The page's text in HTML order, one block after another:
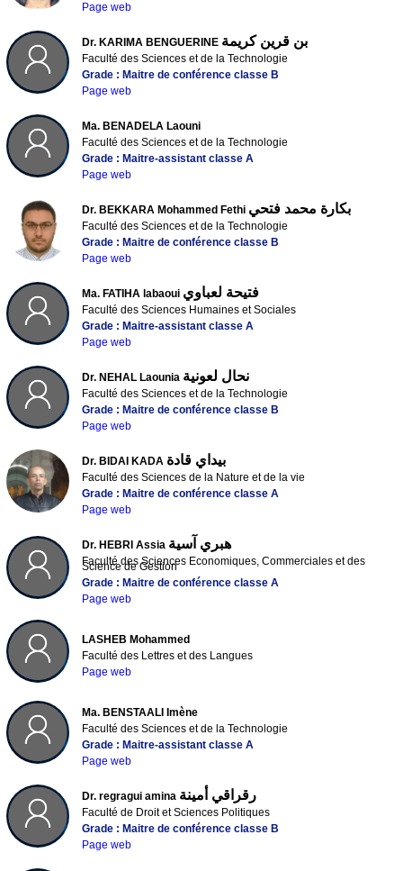
Page web
Dr. KARIMA BENGUERINE بن قرين كريمة
Faculté des Sciences et de la Technologie
Grade : Maitre de conférence classe B
Page web
Ma. BENADELA Laouni
Faculté des Sciences et de la Technologie
Grade : Maitre-assistant classe A
Page web
Dr. BEKKARA Mohammed Fethi بكارة محمد فتحي
Faculté des Sciences et de la Technologie
Grade : Maitre de conférence classe B
Page web
Ma. FATIHA labaoui فتيحة لعباوي
Faculté des Sciences Humaines et Sociales
Grade : Maitre-assistant classe A
Page web
Dr. NEHAL Laounia نحال لعونية
Faculté des Sciences et de la Technologie
Grade : Maitre de conférence classe B
Page web
Dr. BIDAI KADA بيداي قادة
Faculté des Sciences de la Nature et de la vie
Grade : Maitre de conférence classe A
Page web
Dr. HEBRI Assia هبري آسية
Faculté des Sciences Economiques, Commerciales et des
Science de Gestion
Grade : Maitre de conférence classe A
Page web
LASHEB Mohammed
Faculté des Lettres et des Langues
Page web
Ma. BENSTAALI Imène
Faculté des Sciences et de la Technologie
Grade : Maitre-assistant classe A
Page web
Dr. regragui amina رقراقي أمينة
Faculté de Droit et Sciences Politiques
Grade : Maitre de conférence classe B
Page web